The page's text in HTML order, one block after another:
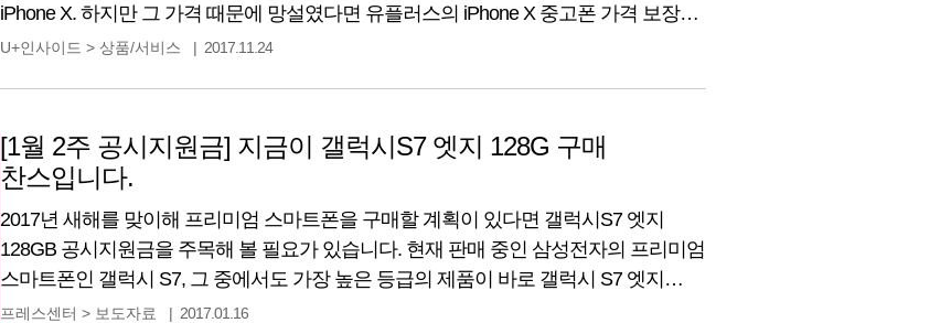
iPhone X. 하지만 그 가격 때문에 망설였다면 유플러스의 iPhone X 중고폰 가격 보장
프로그램을 이용해 보세요. iPhone X 중고폰 가격보장 프로그램을 이용하면 초기 구매
U+인사이드 > 상품/서비스 2017.11.24
[1월 2주 공시지원금] 지금이 갤럭시S7 엣지 128G 구매
찬스입니다.
2017년 새해를 맞이해 프리미엄 스마트폰을 구매할 계획이 있다면 갤럭시S7 엣지
128GB 공시지원금을 주목해 볼 필요가 있습니다. 현재 판매 중인 삼성전자의 프리미엄
스마트폰인 갤럭시 S7, 그 중에서도 가장 높은 등급의 제품이 바로 갤럭시 S7 엣지
128GB 모델인데요. 그동안 가격적인 부담 때문에 선뜻 구매하기 어려웠다면 지금이
프레스센터 > 보도자료 2017.01.16